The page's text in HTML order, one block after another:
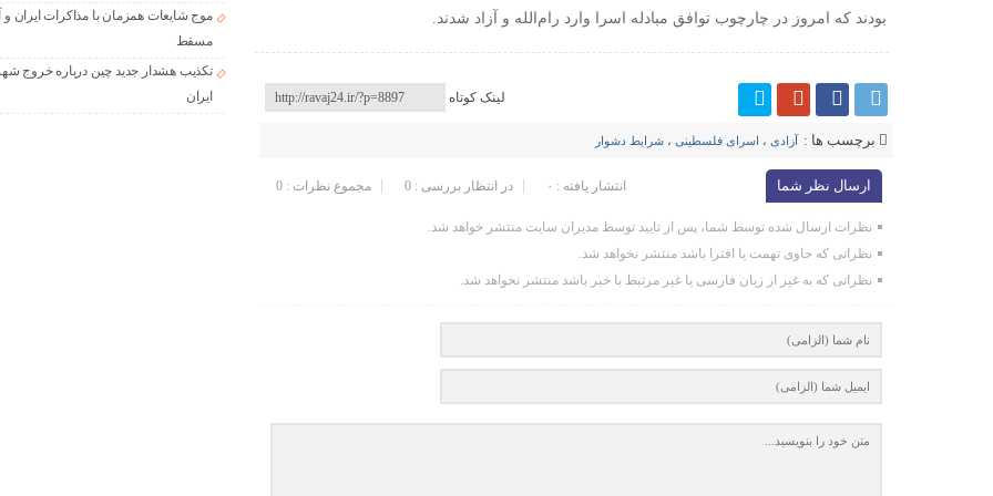
بودند که امروز در چارچوب توافق مبادله اسرا وارد رام‌الله و آزاد شدند.
لینک کوتاه
برچسب ها : آزادی ، اسرای فلسطینی ، شرایط دشوار
ارسال نظر شما مجموع نظرات : 0 در انتظار بررسی : 0 انتشار یافته : ۰
نظرات ارسال شده توسط شما، پس از تایید توسط مدیران سایت منتشر خواهد شد.
نظراتی که حاوی تهمت یا افترا باشد منتشر نخواهد شد.
نظراتی که به غیر از زبان فارسی یا غیر مرتبط با خبر باشد منتشر نخواهد شد.
موج شایعات همزمان با مذاکرات ایران و
مسقط
تکذیب هشدار جدید چین درباره خروج
ایران